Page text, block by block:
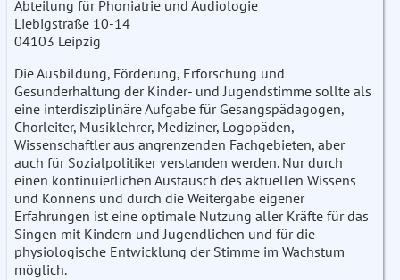
Abteilung für Phoniatrie und Audiologie
Liebigstraße 10-14
04103 Leipzig
Die Ausbildung, Förderung, Erforschung und
Gesunderhaltung der Kinder- und Jugendstimme sollte als
eine interdisziplinäre Aufgabe für Gesangspädagogen,
Chorleiter, Musiklehrer, Mediziner, Logopäden,
Wissenschaftler aus angrenzenden Fachgebieten, aber
auch für Sozialpolitiker verstanden werden. Nur durch
einen kontinuierlichen Austausch des aktuellen Wissens
und Könnens und durch die Weitergabe eigener
Erfahrungen ist eine optimale Nutzung aller Kräfte für das
Singen mit Kindern und Jugendlichen und für die
physiologische Entwicklung der Stimme im Wachstum
möglich.